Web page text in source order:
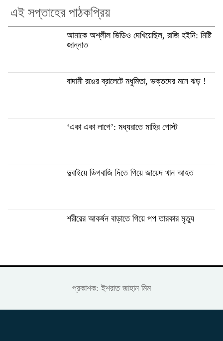
এই সপ্তাহের পাঠকপ্রিয়
আমাকে অশ্লীল ভিডিও দেখিয়েছিল, রাজি হইনি: মিষ্টি
জান্নাত
বাদামী রঙের ব্রালেটে মধুমিতা, ভক্তদের মনে ঝড় !
‘একা একা লাগে’: মধ্যরাতে মাহির পোস্ট
দুবাইয়ে ডিগবাজি দিতে গিয়ে জায়েদ খান আহত
শরীরের আকর্ষন বাড়াতে গিয়ে পপ তারকার মৃত্যু
প্রকাশক: ইশরাত জাহান মিম